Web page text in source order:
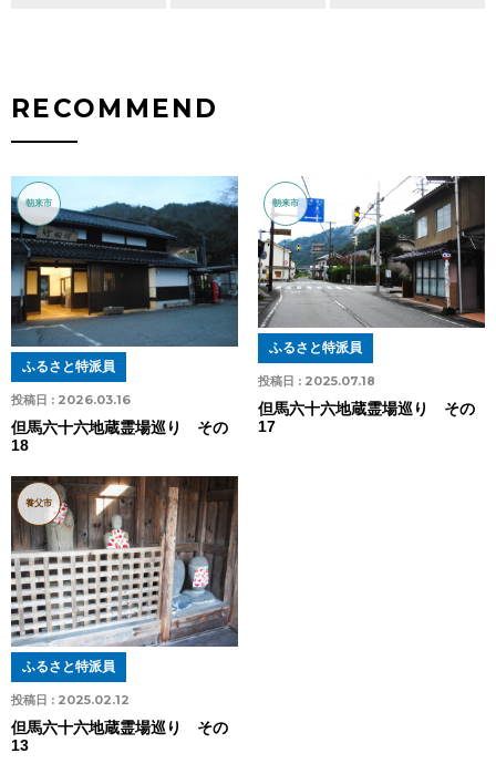
RECOMMEND
朝来市
投稿日 : 2026.03.16
ふるさと特派員
但馬六十六地蔵霊場巡り その
18
朝来市
投稿日 : 2025.07.18
ふるさと特派員
但馬六十六地蔵霊場巡り その
17
養父市
投稿日 : 2025.02.12
ふるさと特派員
但馬六十六地蔵霊場巡り その
13